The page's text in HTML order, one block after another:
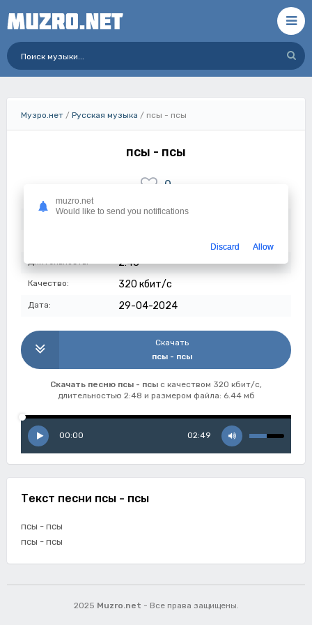
Музро.нет / Русская музыка / псы - псы
псы - псы
0
405
Длительность: 2:48
Качество: 320 кбит/с
Дата: 29-04-2024
Скачать
псы - псы
Скачать песню псы - псы с качеством 320 кбит/с,
длительностью 2:48 и размером файла: 6.44 мб
00:00 02:49
Текст песни псы - псы
псы - псы
псы - псы
2025 Muzro.net - Все права защищены.
muzro.net
Would like to send you notifications
Discard Allow